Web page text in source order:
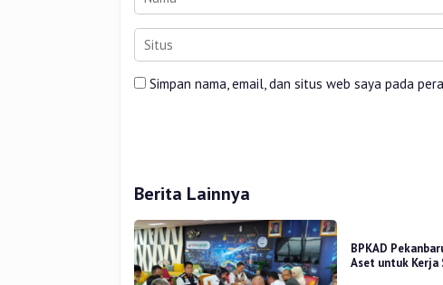
Simpan nama, email, dan situs web saya pada
Berita Lainnya
BPKAD
Aset untuk Kerja